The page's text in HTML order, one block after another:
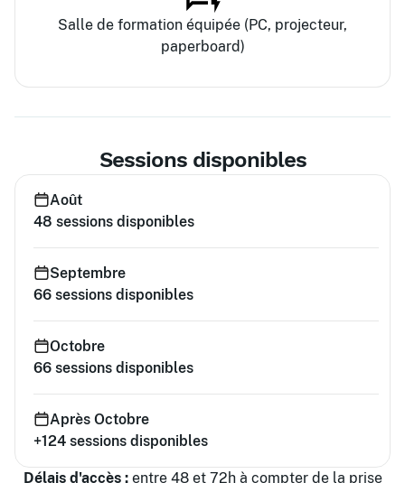
Salle de formation équipée (PC, projecteur,
paperboard)
Sessions disponibles
Août
48 sessions disponibles
Septembre
66 sessions disponibles
Octobre
66 sessions disponibles
Après Octobre
+124 sessions disponibles
Délais d'accès :entre 48 et 72h à compter de la prise